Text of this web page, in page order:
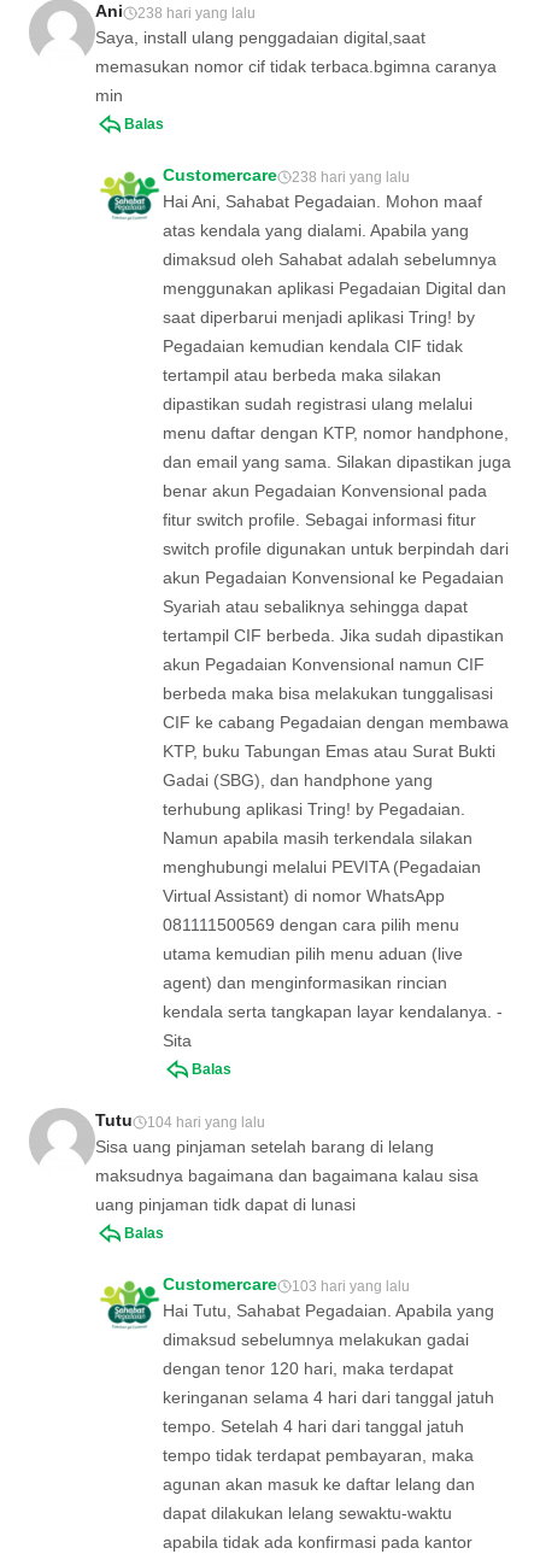
Ani 238 hari yang lalu
Saya, install ulang penggadaian digital,saat
memasukan nomor cif tidak terbaca.bgimna caranya
min
Balas
Customercare 238 hari yang lalu
Hai Ani, Sahabat Pegadaian. Mohon maaf
atas kendala yang dialami. Apabila yang
dimaksud oleh Sahabat adalah sebelumnya
menggunakan aplikasi Pegadaian Digital dan
saat diperbarui menjadi aplikasi Tring! by
Pegadaian kemudian kendala CIF tidak
tertampil atau berbeda maka silakan
dipastikan sudah registrasi ulang melalui
menu daftar dengan KTP, nomor handphone,
dan email yang sama. Silakan dipastikan juga
benar akun Pegadaian Konvensional pada
fitur switch profile. Sebagai informasi fitur
switch profile digunakan untuk berpindah dari
akun Pegadaian Konvensional ke Pegadaian
Syariah atau sebaliknya sehingga dapat
tertampil CIF berbeda. Jika sudah dipastikan
akun Pegadaian Konvensional namun CIF
berbeda maka bisa melakukan tunggalisasi
CIF ke cabang Pegadaian dengan membawa
KTP, buku Tabungan Emas atau Surat Bukti
Gadai (SBG), dan handphone yang
terhubung aplikasi Tring! by Pegadaian.
Namun apabila masih terkendala silakan
menghubungi melalui PEVITA (Pegadaian
Virtual Assistant) di nomor WhatsApp
081111500569 dengan cara pilih menu
utama kemudian pilih menu aduan (live
agent) dan menginformasikan rincian
kendala serta tangkapan layar kendalanya. -
Sita
Balas
Tutu 104 hari yang lalu
Sisa uang pinjaman setelah barang di lelang
maksudnya bagaimana dan bagaimana kalau sisa
uang pinjaman tidk dapat di lunasi
Balas
Customercare 103 hari yang lalu
Hai Tutu, Sahabat Pegadaian. Apabila yang
dimaksud sebelumnya melakukan gadai
dengan tenor 120 hari, maka terdapat
keringanan selama 4 hari dari tanggal jatuh
tempo. Setelah 4 hari dari tanggal jatuh
tempo tidak terdapat pembayaran, maka
agunan akan masuk ke daftar lelang dan
dapat dilakukan lelang sewaktu-waktu
apabila tidak ada konfirmasi pada kantor